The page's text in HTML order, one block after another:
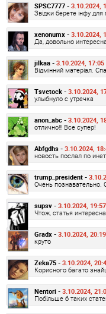
SPSC7777 - 3.10.2024,
Звідки берете інфу
xenonumx - 3.10.2024,
Да, довольно
jilkaa - 3.10.2024, 17:05
Відмінний матеріал.
Tsvetock - 3.10.2024,
улыбнуло с утречка
anon_abc - 3.10.2024,
отлично!!! Все супер!
Abfgdhs - 3.10.2024,
новость послал по
trump_president -
Очень познавательно.
supsv - 3.10.2024, 19:57
Чтож, статья
Gradx - 3.10.2024, 20:19
круто
Zeka75 - 3.10.2024,
Корисного багато
Nentori - 3.10.2024,
Побільше б таких